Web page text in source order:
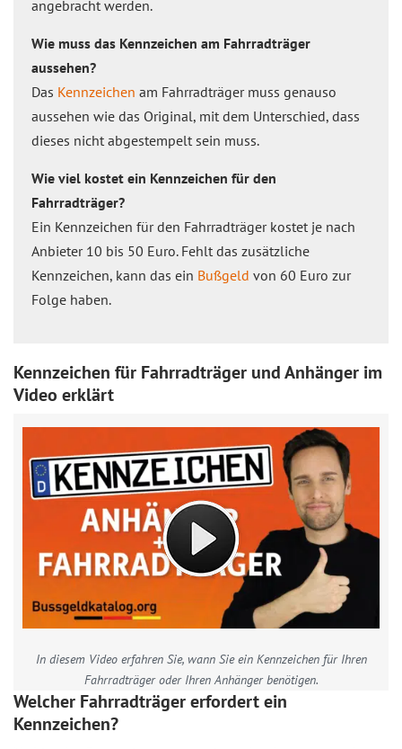
angebracht werden.
Wie muss das Kennzeichen am Fahrradträger
aussehen?
Das Kennzeichen am Fahrradträger muss genauso
aussehen wie das Original, mit dem Unterschied, dass
dieses nicht abgestempelt sein muss.
Wie viel kostet ein Kennzeichen für den
Fahrradträger?
Ein Kennzeichen für den Fahrradträger kostet je nach
Anbieter 10 bis 50 Euro. Fehlt das zusätzliche
Kennzeichen, kann das ein Bußgeld von 60 Euro zur
Folge haben.
Kennzeichen für Fahrradträger und Anhänger im
Video erklärt
In diesem Video erfahren Sie, wann Sie ein Kennzeichen für Ihren
Fahrradträger oder Ihren Anhänger benötigen.
Welcher Fahrradträger erfordert ein
Kennzeichen?